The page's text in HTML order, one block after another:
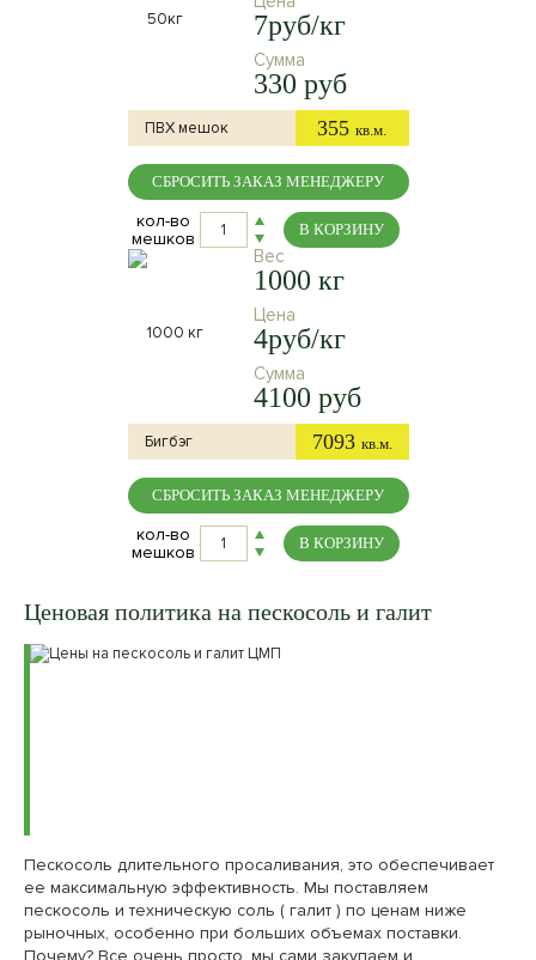
7руб/кг
Сумма
330 руб
ПВХ мешок 355 кв.м.
СБРОСИТЬ ЗАКАЗ МЕНЕДЖЕРУ
кол-во
мешков
В КОРЗИНУ
Вес
1000 кг
Цена
4руб/кг
Сумма
4100 руб
Бигбэг 7093 кв.м.
СБРОСИТЬ ЗАКАЗ МЕНЕДЖЕРУ
кол-во
мешков
В КОРЗИНУ
Ценовая политика на пескосоль и галит
Пескосоль длительного просаливания, это обеспечивает
ее максимальную эффективность. Мы поставляем
пескосоль и техническую соль ( галит ) по ценам ниже
рыночных, особенно при больших объемах поставки.